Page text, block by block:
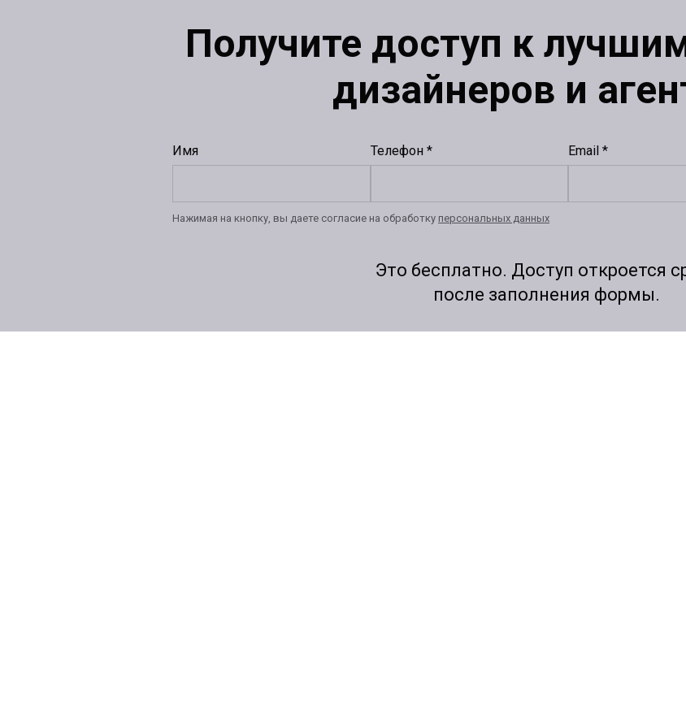
Получите доступ к
дизайнеров и
Имя Телефон * Email *
Нажимая на кнопку, вы даете согласие на обработку персональных данных
Это бесплатно. Доступ откроется
после заполнения формы.